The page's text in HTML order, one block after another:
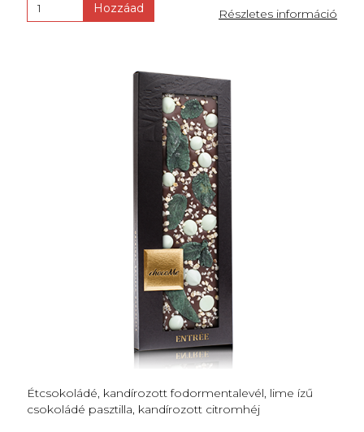
Hozzáad Részletes információ
Étcsokoládé, kandírozott fodormentalevél, lime ízű
csokoládé pasztilla, kandírozott citromhéj